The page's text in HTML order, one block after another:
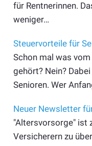
für Rentnerinnen.
weniger…
Steuervorteile für
Schon mal was
gehört? Nein?
Senioren. Wer
Neuer Newsletter
"Altersvorsorge" ist
Versicherern zu